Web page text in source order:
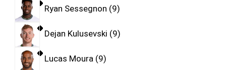
Ryan Sessegnon 9
Dejan Kulusevski 9
Lucas Moura 9